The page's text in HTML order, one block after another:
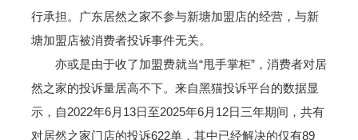
行承担。广东居然之家不参与新塘加盟店的经营，与新
塘加盟店被消费者投诉事件无关。
亦或是由于收了加盟费就当“甩手掌柜”，消费者对居
然之家的投诉量居高不下。来自黑猫投诉平台的数据显
示，自2022年6月13日至2025年6月12日三年期间，共有
对居然之家门店的投诉622单，其中已经解决的仅有89